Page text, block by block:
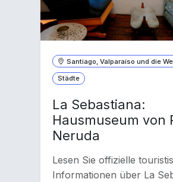
Santiago, Valparaíso und die
Städte
La Sebastiana:
Hausmuseum von
Neruda
Lesen Sie offizielle
Informationen über La